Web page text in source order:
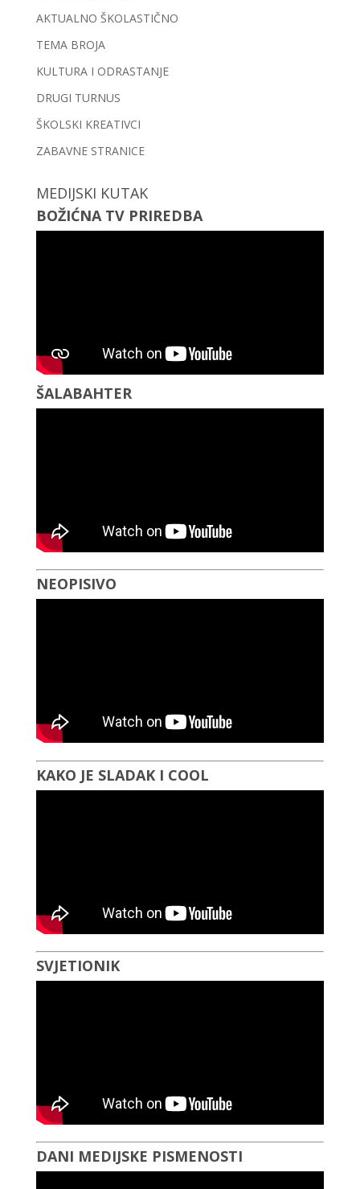
AKTUALNO ŠKOLASTIČNO
TEMA BROJA
KULTURA I ODRASTANJE
DRUGI TURNUS
ŠKOLSKI KREATIVCI
ZABAVNE STRANICE
MEDIJSKI KUTAK
BOŽIĆNA TV PRIREDBA
ŠALABAHTER
NEOPISIVO
KAKO JE SLADAK I COOL
SVJETIONIK
DANI MEDIJSKE PISMENOSTI